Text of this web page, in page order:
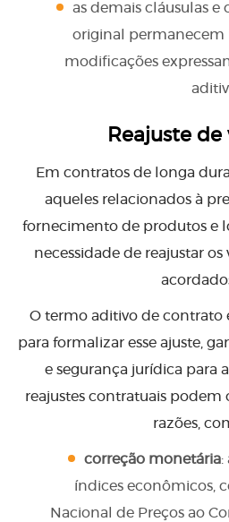
as demais cláusulas
original permanecem
modificações
Reajuste de
Em contratos de longa
aqueles relacionados à
fornecimento de produtos e
necessidade de reajustar
O termo aditivo de contrato
para formalizar esse ajuste,
e segurança jurídica para
reajustes contratuais podem
razões,
correção monetária:
índices econômicos,
Nacional de Preços ao